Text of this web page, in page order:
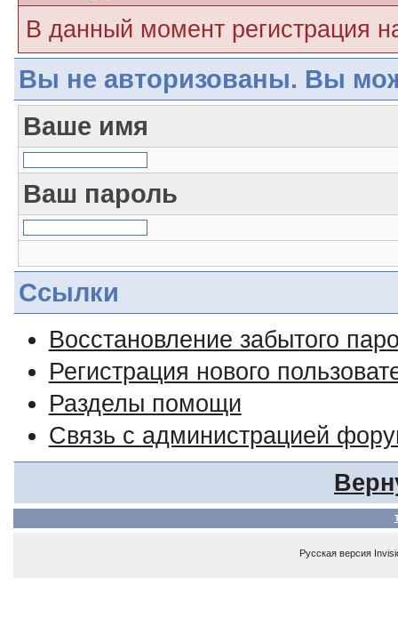
В данный момент регистрация
Вы не авторизованы. Вы
Ваше имя
Ваш пароль
Ссылки
Восстановление забытого
Регистрация нового
Разделы помощи
Связь с администрацией
Русская версия